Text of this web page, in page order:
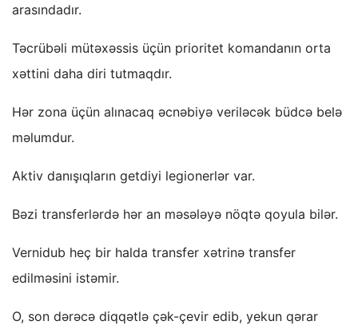
arasındadır.
Təcrübəli mütəxəssis üçün prioritet komandanın orta
xəttini daha diri tutmaqdır.
Hər zona üçün alınacaq əcnəbiyə veriləcək büdcə belə
məlumdur.
Aktiv danışıqların getdiyi legionerlər var.
Bəzi transferlərdə hər an məsələyə nöqtə qoyula bilər.
Vernidub heç bir halda transfer xətrinə transfer
edilməsini istəmir.
O, son dərəcə diqqətlə çək-çevir edib, yekun qərar